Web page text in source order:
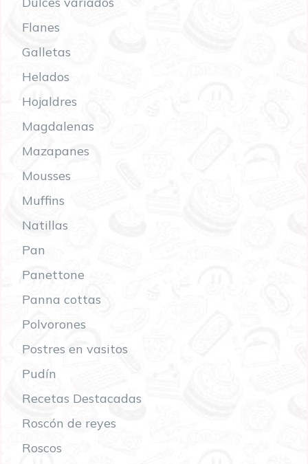
Flanes
Galletas
Helados
Hojaldres
Magdalenas
Mazapanes
Mousses
Muffins
Natillas
Pan
Panettone
Panna cottas
Polvorones
Postres en vasitos
Pudín
Recetas Destacadas
Roscón de reyes
Roscos